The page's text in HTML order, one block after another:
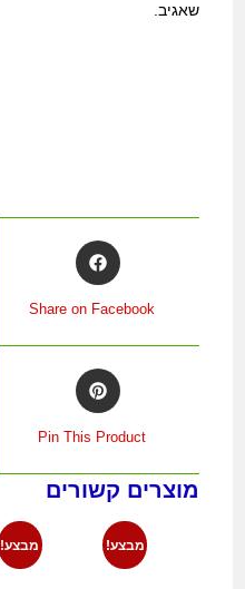
שאגיב.
Share on Facebook
Pin This Product
מוצרים קשורים
מבצע! מבצע!